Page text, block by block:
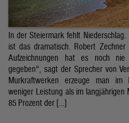
In der Steiermark fehlt Niederschlag.
ist das dramatisch. Robert
Aufzeichnungen hat es noch
gegeben“, sagt der Sprecher von
Murkraftwerken erzeuge man im
weniger Leistung als im langjährigen
85 Prozent der […]